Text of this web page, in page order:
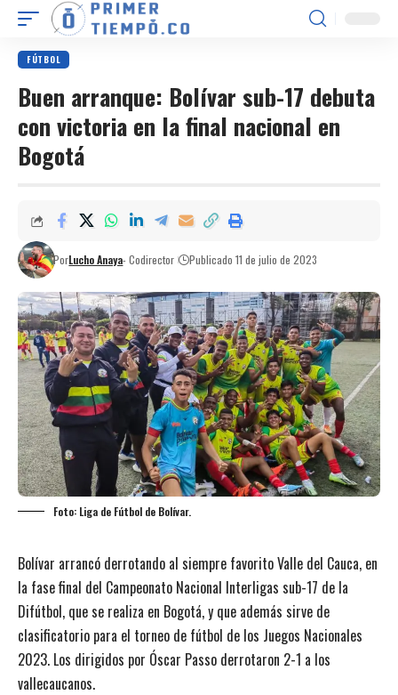
FÚTBOL
Buen arranque: Bolívar sub-17 debuta
con victoria en la final nacional en
Bogotá
PorLucho Anaya- Codirector Publicado 11 de julio de 2023
Foto: Liga de Fútbol de Bolívar.
Bolívar arrancó derrotando al siempre favorito Valle del Cauca, en
la fase final del Campeonato Nacional Interligas sub-17 de la
Difútbol, que se realiza en Bogotá, y que además sirve de
clasificatorio para el torneo de fútbol de los Juegos Nacionales
2023. Los dirigidos por Óscar Passo derrotaron 2-1 a los
vallecaucanos.